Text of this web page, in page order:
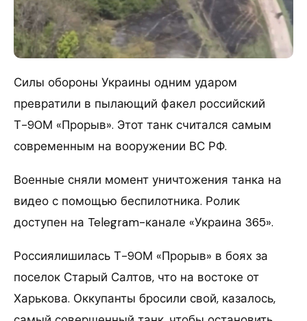
Силы обороны Украины одним ударом
превратили в пылающий факел российский
Т-90М «Прорыв». Этот танк считался самым
современным на вооружении ВС РФ.
Военные сняли момент уничтожения танка на
видео с помощью беспилотника. Ролик
доступен на Telegram-канале «Украина 365».
Россиялишилась Т-90М «Прорыв» в боях за
поселок Старый Салтов, что на востоке от
Харькова. Оккупанты бросили свой, казалось,